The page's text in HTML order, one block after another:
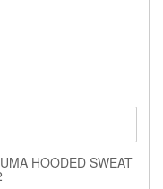
HOODED SWEAT